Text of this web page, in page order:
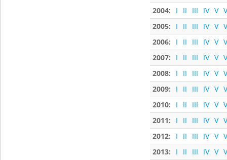
2004:
I II III IV V
2005:
I II III IV V
2006:
I II III IV V
2007:
I II III IV V
2008:
I II III IV V
2009:
I II III IV V
2010:
I II III IV V
2011:
I II III IV V
2012:
I II III IV V
2013:
I II III IV V